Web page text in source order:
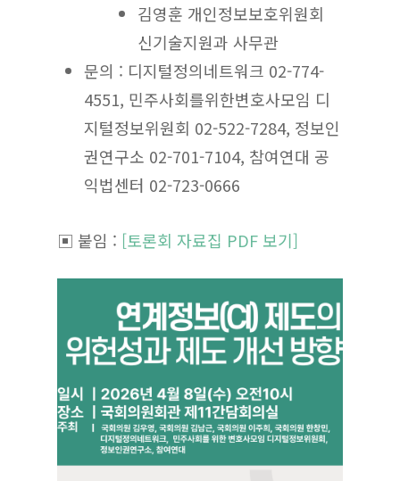
김영훈 개인정보보호위원회
신기술지원과 사무관
문의 : 디지털정의네트워크 02-774-
4551, 민주사회를위한변호사모임 디
지털정보위원회 02-522-7284, 정보인
권연구소 02-701-7104, 참여연대 공
익법센터 02-723-0666
▣ 붙임 : [토론회 자료집 PDF 보기]